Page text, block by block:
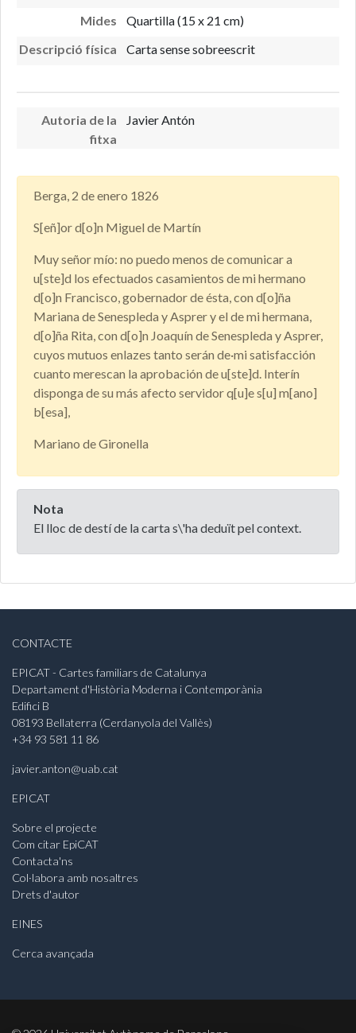
Mides
Quartilla (15 x 21 cm)
Descripció física
Carta sense sobreescrit
Autoria de la
fitxa
Javier Antón
Berga, 2 de enero 1826
S[eñ]or d[o]n Miguel de Martín
Muy señor mío: no puedo menos de comunicar a
u[ste]d los efectuados casamientos de mi hermano
d[o]n Francisco, gobernador de ésta, con d[o]ña
Mariana de Senespleda y Asprer y el de mi hermana,
d[o]ña Rita, con d[o]n Joaquín de Senespleda y Asprer,
cuyos mutuos enlazes tanto serán de·mi satisfacción
cuanto merescan la aprobación de u[ste]d. Interín
disponga de su más afecto servidor q[u]e s[u] m[ano]
b[esa],
Mariano de Gironella
Nota
El lloc de destí de la carta s\'ha deduït pel context.
CONTACTE
EPICAT - Cartes familiars de Catalunya
Departament d'Història Moderna i Contemporània
Edifici B
08193 Bellaterra (Cerdanyola del Vallès)
+34 93 581 11 86
javier.anton@uab.cat
EPICAT
Sobre el projecte
Com citar EpiCAT
Contacta'ns
Col·labora amb nosaltres
Drets d'autor
EINES
Cerca avançada